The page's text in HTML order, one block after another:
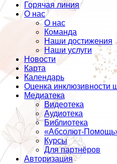
Горячая линия
О нас
О нас
Команда
Наши достижения
Наши услуги
Новости
Карта
Календарь
Оценка инклюзивности
Медиатека
Видеотека
Аудиотека
Библиотека
«Абсолют-
Курсы
Для партнёров
Авторизация